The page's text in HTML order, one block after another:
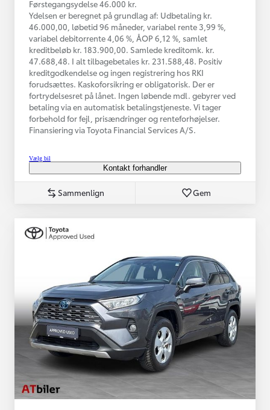
Førstegangsydelse 46.000 kr.
Ydelsen er beregnet på grundlag af: Udbetaling kr.
46.000,00, løbetid 96 måneder, variabel rente 3,99 %,
variabel debitorrente 4,06 %, ÅOP 6,12 %, samlet
kreditbeløb kr. 183.900,00. Samlede kreditomk. kr.
47.688,48. I alt tilbagebetales kr. 231.588,48. Positiv
kreditgodkendelse og ingen registrering hos RKI
forudsættes. Kaskoforsikring er obligatorisk. Der er
fortrydelsesret på lånet. Ingen løbende mdl. gebyrer ved
betaling via en automatisk betalingstjeneste. Vi tager
forbehold for fejl, prisændringer og renteforhøjelser.
Finansiering via Toyota Financial Services A/S.
Vælg bil
Kontakt forhandler
Sammenlign Gem